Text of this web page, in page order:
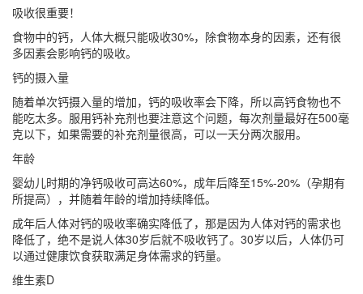
吸收很重要！
食物中的钙，人体大概只能吸收30%，除食物本身的因素，还有很
多因素会影响钙的吸收。
钙的摄入量
随着单次钙摄入量的增加，钙的吸收率会下降，所以高钙食物也不
能吃太多。服用钙补充剂也要注意这个问题，每次剂量最好在500毫
克以下，如果需要的补充剂量很高，可以一天分两次服用。
年龄
婴幼儿时期的净钙吸收可高达60%，成年后降至15%-20%（孕期有
所提高），并随着年龄的增加持续降低。
成年后人体对钙的吸收率确实降低了，那是因为人体对钙的需求也
降低了，绝不是说人体30岁后就不吸收钙了。30岁以后，人体仍可
以通过健康饮食获取满足身体需求的钙量。
维生素D